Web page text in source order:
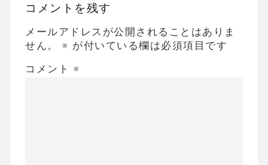
コメントを残す
メールアドレスが公開されることはありま
せん。
※ が付いている欄は必須項目です
コメント ※